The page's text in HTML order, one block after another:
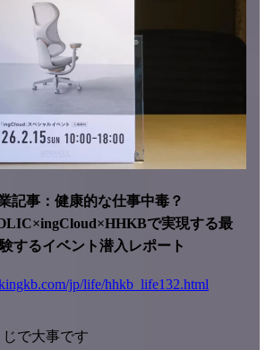
記事：健康的な仕事中毒？
で実現する最
するイベント潜入レポート
jp/life/hhkb_life132.html
で大事です